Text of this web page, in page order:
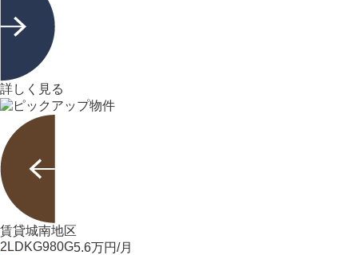
詳しく見る
賃貸城南地区
2LDKG980G5.6万円/月